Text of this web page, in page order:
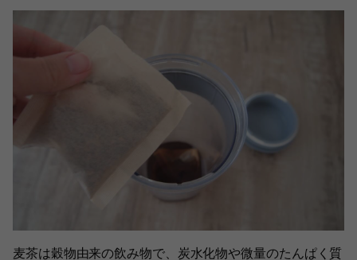
麦茶は穀物由来の飲み物で、炭水化物や微量のたんぱく質